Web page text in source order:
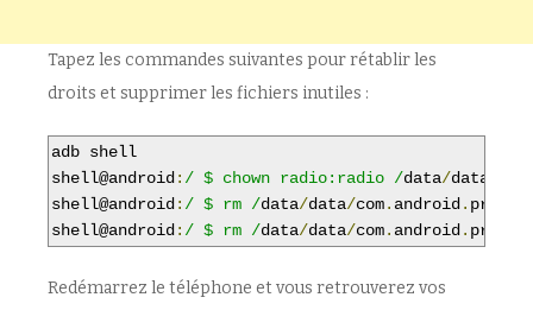
Tapez les commandes suivantes pour rétablir les
droits et supprimer les fichiers inutiles :
adb shell
shell@android : / $ chown radio:radio /data/data
shell@android : / $ rm /data/data/com. android .
shell@android : / $ rm /data/data/com. android .
Redémarrez le téléphone et vous retrouverez vos